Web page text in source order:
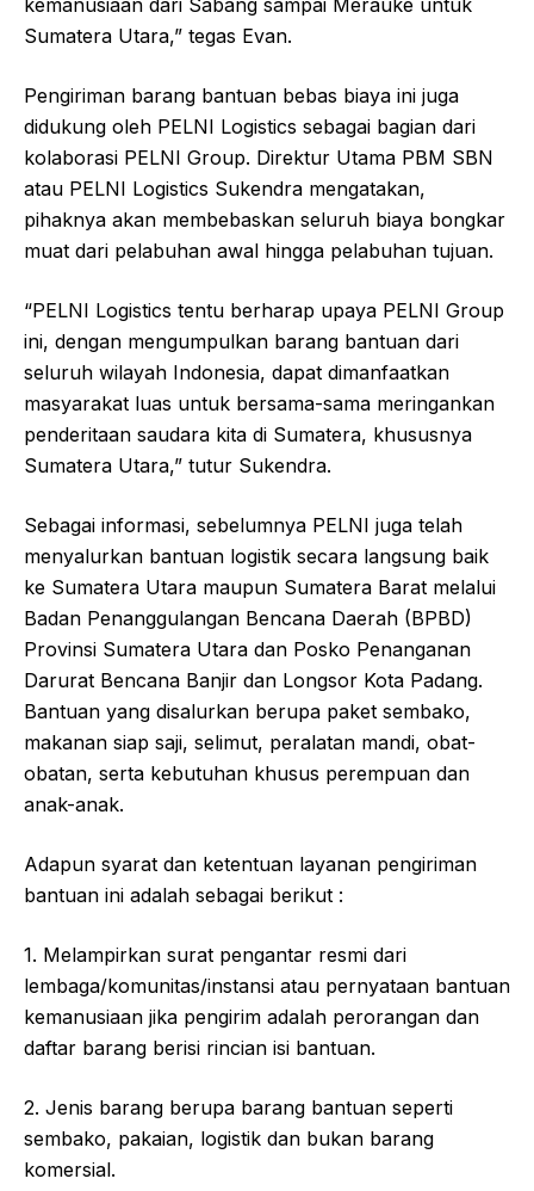
kemanusiaan dari Sabang sampai Merauke untuk
Sumatera Utara,” tegas Evan.
Pengiriman barang bantuan bebas biaya ini juga
didukung oleh PELNI Logistics sebagai bagian dari
kolaborasi PELNI Group. Direktur Utama PBM SBN
atau PELNI Logistics Sukendra mengatakan,
pihaknya akan membebaskan seluruh biaya bongkar
muat dari pelabuhan awal hingga pelabuhan tujuan.
“PELNI Logistics tentu berharap upaya PELNI Group
ini, dengan mengumpulkan barang bantuan dari
seluruh wilayah Indonesia, dapat dimanfaatkan
masyarakat luas untuk bersama-sama meringankan
penderitaan saudara kita di Sumatera, khususnya
Sumatera Utara,” tutur Sukendra.
Sebagai informasi, sebelumnya PELNI juga telah
menyalurkan bantuan logistik secara langsung baik
ke Sumatera Utara maupun Sumatera Barat melalui
Badan Penanggulangan Bencana Daerah (BPBD)
Provinsi Sumatera Utara dan Posko Penanganan
Darurat Bencana Banjir dan Longsor Kota Padang.
Bantuan yang disalurkan berupa paket sembako,
makanan siap saji, selimut, peralatan mandi, obat-
obatan, serta kebutuhan khusus perempuan dan
anak-anak.
Adapun syarat dan ketentuan layanan pengiriman
bantuan ini adalah sebagai berikut :
1. Melampirkan surat pengantar resmi dari
lembaga/komunitas/instansi atau pernyataan bantuan
kemanusiaan jika pengirim adalah perorangan dan
daftar barang berisi rincian isi bantuan.
2. Jenis barang berupa barang bantuan seperti
sembako, pakaian, logistik dan bukan barang
komersial.